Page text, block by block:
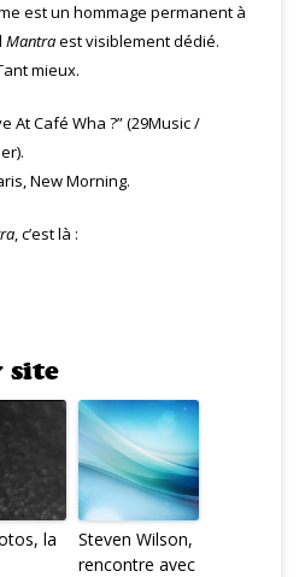
est un hommage permanent à
Mantraest visiblement dédié.
mieux.
At Café Wha ?” (29Music /
New Morning.
, c’est là :
site
la
Steven Wilson,
rencontre avec